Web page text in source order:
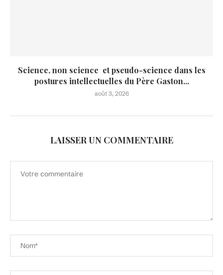
Science, non science et pseudo-science dans les
postures intellectuelles du Père Gaston...
août 3, 2026
LAISSER UN COMMENTAIRE